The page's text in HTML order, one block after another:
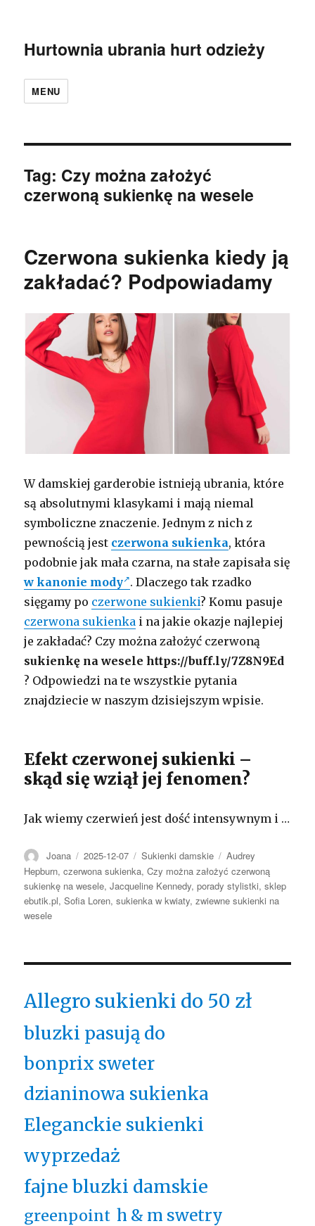
Hurtownia ubrania hurt odzieży
MENU
Tag: Czy można założyć
czerwoną sukienkę na wesele
Czerwona sukienka kiedy ją
zakładać? Podpowiadamy
W damskiej garderobie istnieją ubrania, które
są absolutnymi klasykami i mają niemal
symboliczne znaczenie. Jednym z nich z
pewnością jest czerwona sukienka, która
podobnie jak mała czarna, na stałe zapisała się
w kanonie mody . Dlaczego tak rzadko
sięgamy po czerwone sukienki? Komu pasuje
czerwona sukienka i na jakie okazje najlepiej
je zakładać? Czy można założyć czerwoną
sukienkę na wesele https://buff.ly/7Z8N9Ed
? Odpowiedzi na te wszystkie pytania
znajdziecie w naszym dzisiejszym wpisie.
Efekt czerwonej sukienki –
skąd się wziął jej fenomen?
Jak wiemy czerwień jest dość intensywnym i …
Autor
Joana Opublikowano
2025-12-07 Kategorie
Sukienki damskie Tagi
Audrey
Hepburn,czerwona sukienka,Czy można założyć czerwoną
sukienkę na wesele,Jacqueline Kennedy,porady stylistki,sklep
ebutik.pl,Sofia Loren,sukienka w kwiaty,zwiewne sukienki na
wesele
Allegro sukienki do 50 zł
bluzki pasują do
bonprix sweter
dzianinowa sukienka
Eleganckie sukienki
wyprzedaż
fajne bluzki damskie
greenpoint h & m swetry